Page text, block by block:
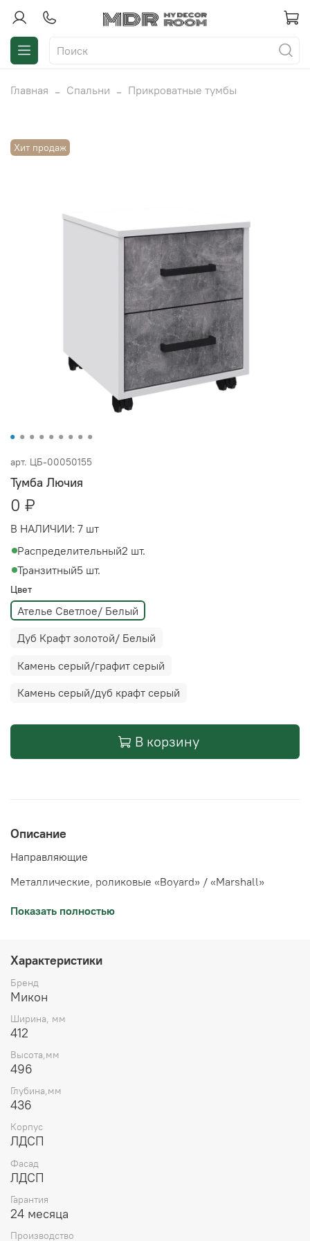
Главная Спальни Прикроватные тумбы
Хит продаж
арт. ЦБ-00050155
Тумба Лючия
0 ₽
В НАЛИЧИИ: 7 шт
Распределительный2 шт.
Транзитный5 шт.
Цвет
Ателье Светлое/ Белый
Дуб Крафт золотой/ Белый
Камень серый/графит серый
Камень серый/дуб крафт серый
В корзину
Описание
Направляющие
Металлические, роликовые «Boyard» / «Marshall»
Лицевая фурнитура
Показать полностью
Характеристики
Бренд
Микон
Ширина, мм
412
Высота,мм
496
Глубина,мм
436
Корпус
ЛДСП
Фасад
ЛДСП
Гарантия
24 месяца
Производство